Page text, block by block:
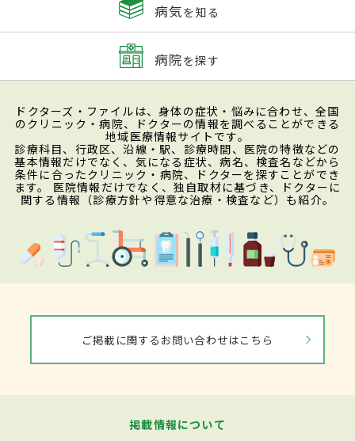
病気を知る
病院を探す
ドクターズ・ファイルは、身体の症状・悩みに合わせ、全国
のクリニック・病院、ドクターの情報を調べることができる
地域医療情報サイトです。
診療科目、行政区、沿線・駅、診療時間、医院の特徴などの
基本情報だけでなく、気になる症状、病名、検査名などから
条件に合ったクリニック・病院、ドクターを探すことができ
ます。 医院情報だけでなく、独自取材に基づき、ドクターに
関する情報（診療方針や得意な治療・検査など）も紹介。
ご掲載に関するお問い合わせはこちら
掲載情報について